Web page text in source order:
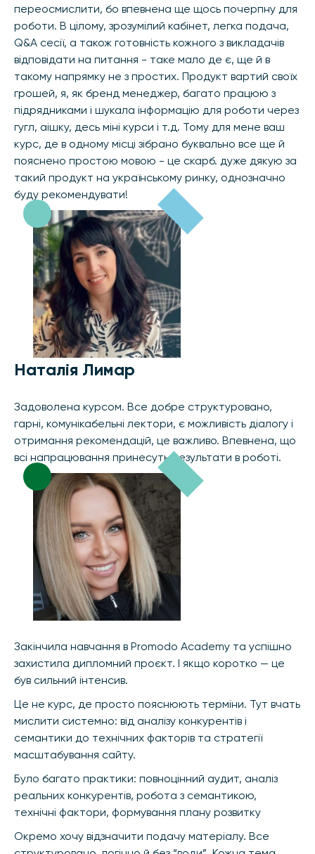
переосмислити, бо впевнена ще щось почерпну для
роботи. В цілому, зрозумілий кабінет, легка подача,
Q&A сесії, а також готовність кожного з викладачів
відповідати на питання - таке мало де є, ще й в
такому напрямку не з простих. Продукт вартий своїх
грошей, я, як бренд менеджер, багато працюю з
підрядниками і шукала інформацію для роботи через
гугл, аішку, десь міні курси і т.д. Тому для мене ваш
курс, де в одному місці зібрано буквально все ще й
пояснено простою мовою - це скарб. дуже дякую за
такий продукт на українському ринку, однозначно
буду рекомендувати!
Наталія Лимар
Задоволена курсом. Все добре структуровано,
гарні, комунікабельні лектори, є можливість діалогу і
отримання рекомендацій, це важливо. Впевнена, що
всі напрацювання принесуть результати в роботі.
Закінчила навчання в Promodo Academy та успішно
захистила дипломний проєкт. І якщо коротко — це
був сильний інтенсив.
Це не курс, де просто пояснюють терміни. Тут вчать
мислити системно: від аналізу конкурентів і
семантики до технічних факторів та стратегії
масштабування сайту.
Було багато практики: повноцінний аудит, аналіз
реальних конкурентів, робота з семантикою,
технічні фактори, формування плану розвитку
Окремо хочу відзначити подачу матеріалу. Все